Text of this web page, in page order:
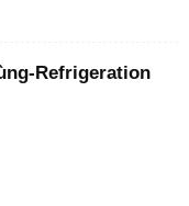
Refrigeration